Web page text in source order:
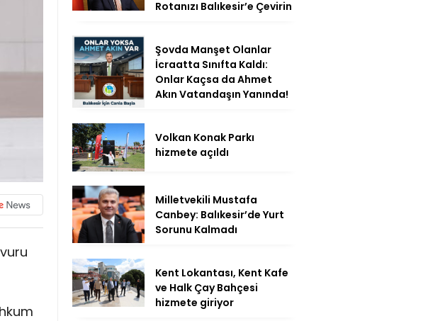
Rotanızı Balıkesir’e Çevirin
Şovda Manşet Olanlar
İcraatta Sınıfta Kaldı:
Onlar Kaçsa da Ahmet
Akın Vatandaşın Yanında!
Volkan Konak Parkı
hizmete açıldı
Milletvekili Mustafa
Canbey: Balıkesir’de Yurt
Sorunu Kalmadı
Kent Lokantası, Kent Kafe
ve Halk Çay Bahçesi
hizmete giriyor